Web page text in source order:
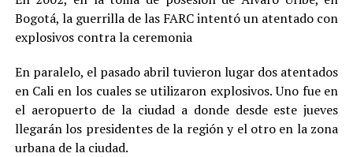
Bogotá, la guerrilla de las FARC intentó un atentado con
explosivos contra la ceremonia
En paralelo, el pasado abril tuvieron lugar dos atentados
en Cali en los cuales se utilizaron explosivos. Uno fue en
el aeropuerto de la ciudad a donde desde este jueves
llegarán los presidentes de la región y el otro en la zona
urbana de la ciudad.